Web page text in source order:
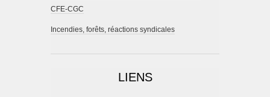
CFE-CGC
Incendies, forêts, réactions syndicales
LIENS